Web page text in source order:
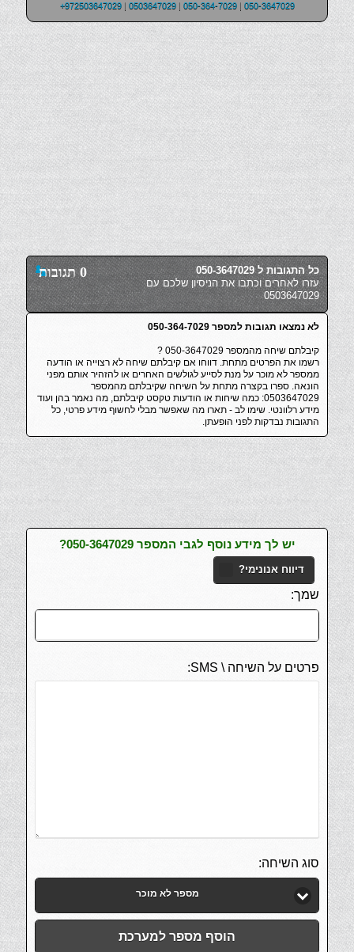
+972503647029| 0503647029| 050-364-7029| 050-3647029
0 תגובות
כל התגובות ל 050-3647029
עזרו לאחרים וכתבו את הניסיון שלכם עם
0503647029
לא נמצאו תגובות למספר 050-364-7029
קיבלתם שיחה מהמספר 050-3647029 ?
רשמו את הפרטים מתחת. דווחו אם קיבלתם שיחה לא רצוייה או הודעה
ממספר לא מוכר על מנת לסייע לגולשים האחרים או להזהיר אותם מפני
הונאה. ספרו בקצרה מתחת על השיחה שקיבלתם מהמספר
0503647029: כמה שיחות או הודעות טקסט קיבלתם, מה נאמר בהן ועוד
מידע רלוונטי. שימו לב - תארו מה שאפשר מבלי לחשוף מידע פרטי, כל
התגובות נבדקות לפני הופעתן.
יש לך מידע נוסף לגבי המספר 050-3647029?
דיווח אנונימי?
שמך:
פרטים על השיחה \ SMS:
סוג השיחה:
מספר לא מוכר
הוסף מספר למערכת